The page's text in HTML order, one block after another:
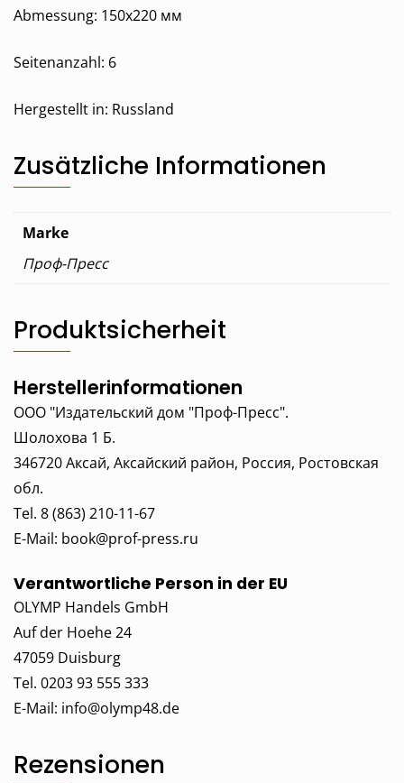
Abmessung: 150х220 мм
Seitenanzahl: 6
Hergestellt in: Russland
Zusätzliche Informationen
Marke
Проф-Пресс
Produktsicherheit
Herstellerinformationen
ООО "Издательский дом "Проф-Пресс".
Шолохова 1 Б.
346720 Аксай, Аксайский район, Россия, Ростовская
обл.
Tel. 8 (863) 210-11-67
E-Mail: book@prof-press.ru
Verantwortliche Person in der EU
OLYMP Handels GmbH
Auf der Hoehe 24
47059 Duisburg
Tel. 0203 93 555 333
E-Mail: info@olymp48.de
Rezensionen